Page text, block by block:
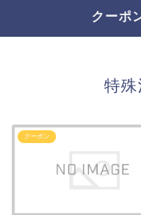
クーポ
特殊
クーポン